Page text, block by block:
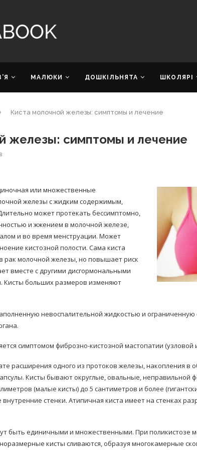
МАЛЮКИ ДОШКІЛЬНЯТА ШКОЛЯРІ
Киста молочной железы: симптомы и лечение
железы: симптомы и лечение
или множественные
железы с жидким содержимым,
может протекать бессимптомно,
и жжением в молочной железе,
и во время менструации. Может
кистозной полости. Сама киста
рак молочной железы, но повышает риск
вместе с другими дисгормональными
Кисты больших размеров изменяют
невоспалительной жидкостью и
симптомом фиброзно-кистозной мастопатии (узловой
расширения одного из протоков железы, накопления в
Кисты бывают округлые, овальные, неправильной
(малые кисты) до 5 сантиметров и более
стенки. Атипичная киста имеет на стенках
быть единичными и множественными. При поликистозе
кисты сливаются, образуя многокамерные
Лікарі назвали симптоми